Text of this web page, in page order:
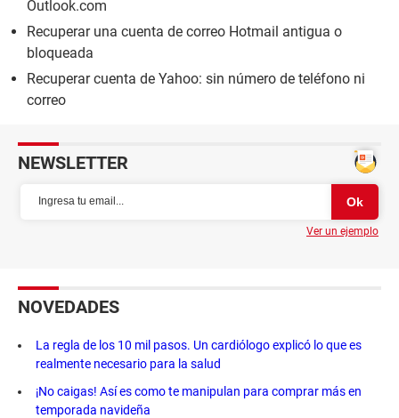
Outlook.com
Recuperar una cuenta de correo Hotmail antigua o
bloqueada
Recuperar cuenta de Yahoo: sin número de teléfono ni
correo
NEWSLETTER
Ver un ejemplo
NOVEDADES
La regla de los 10 mil pasos. Un cardiólogo explicó lo que es
realmente necesario para la salud
¡No caigas! Así es como te manipulan para comprar más en
temporada navideña